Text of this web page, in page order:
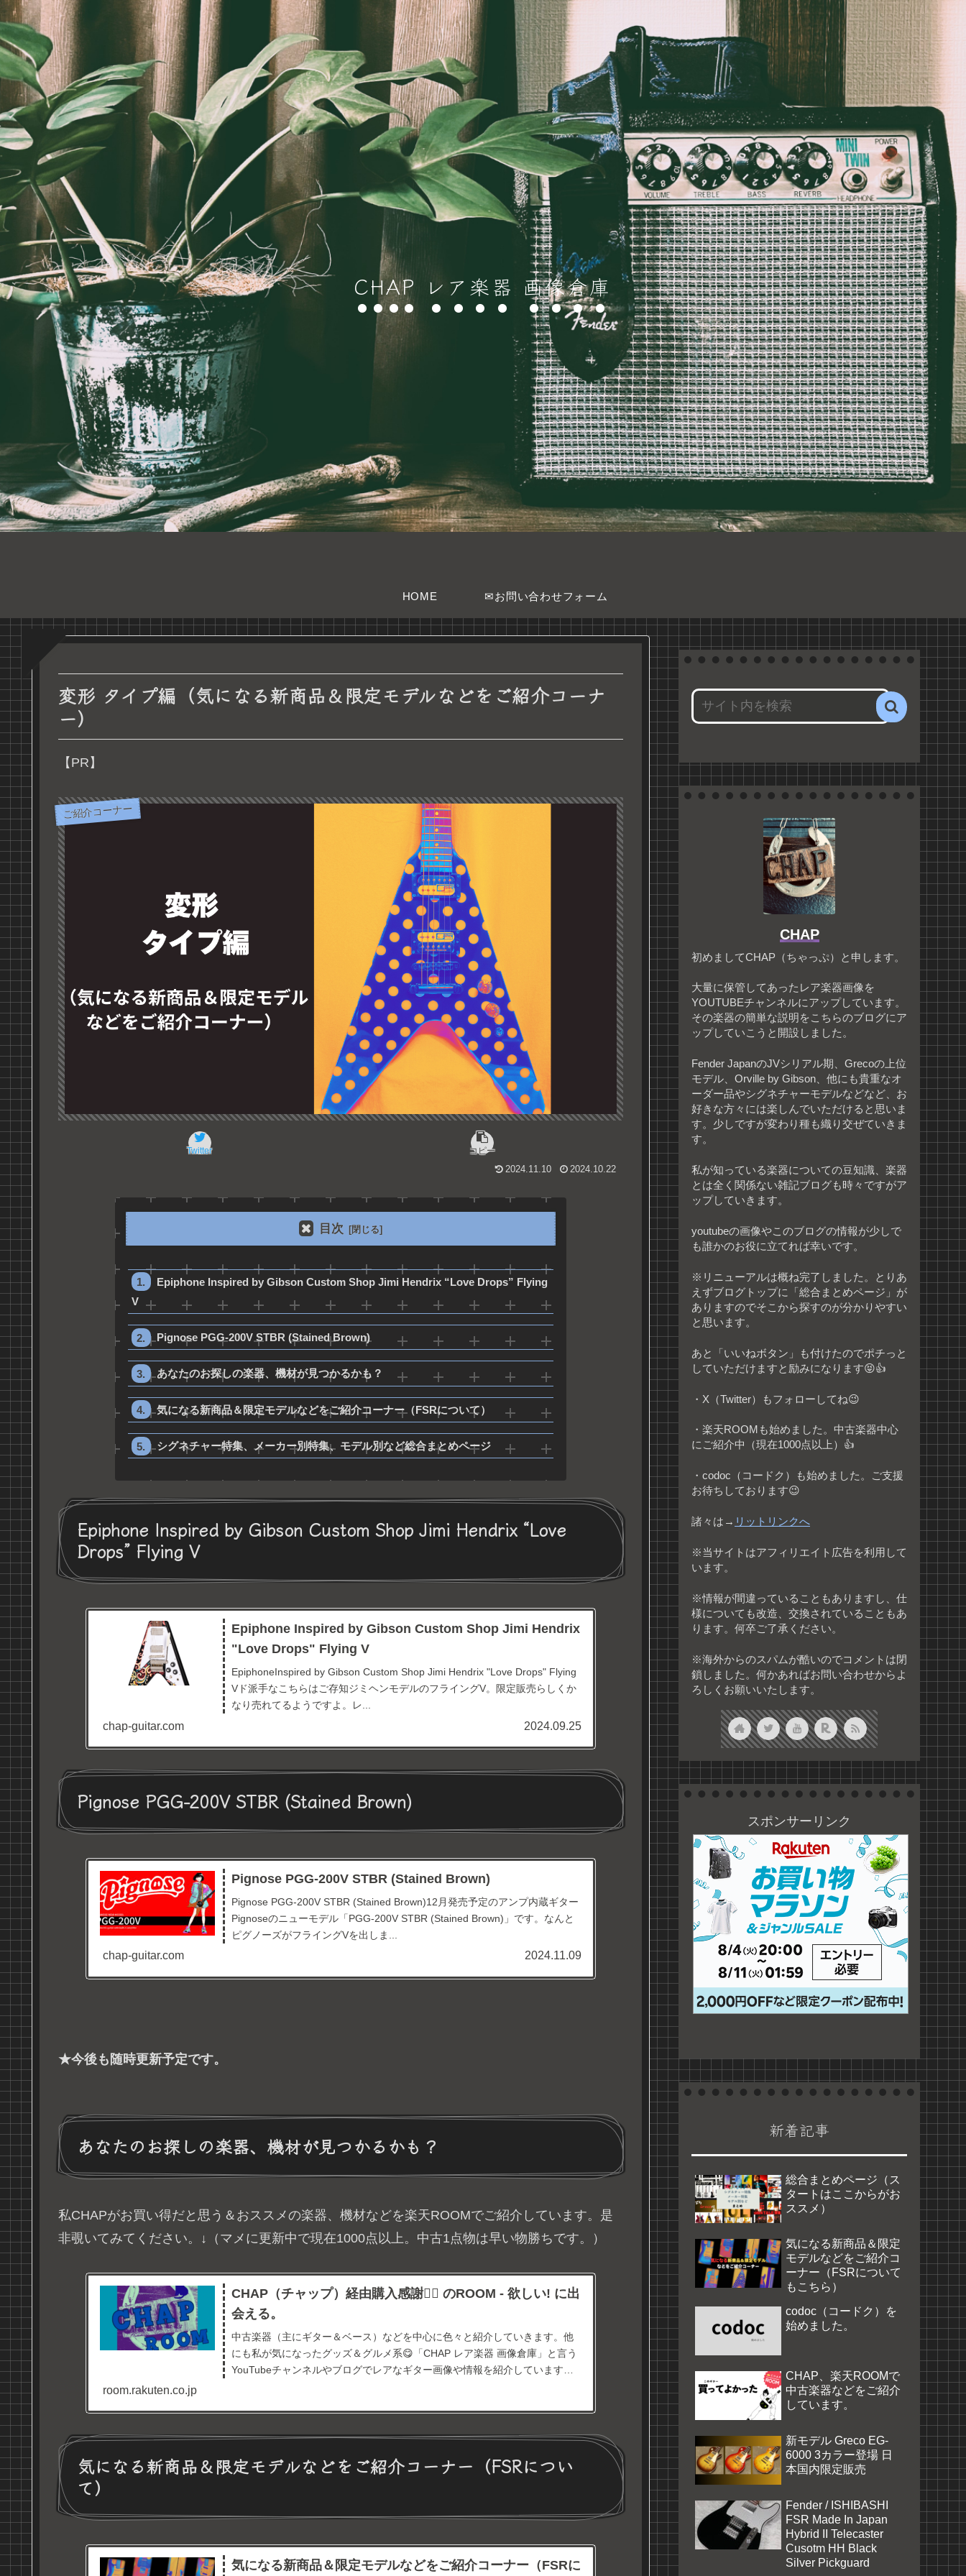
CHAP レア楽器 画像倉庫
HOME ✉お問い合わせフォーム
変形 タイプ編（気になる新商品＆限定モデルなどをご紹介コーナ
ー）
【PR】
ご紹介コーナー
Twitter
コピー
2024.11.10
2024.10.22
目次
Epiphone Inspired by Gibson Custom Shop Jimi Hendrix “Love Drops” Flying
V
Pignose PGG-200V STBR (Stained Brown)
あなたのお探しの楽器、機材が見つかるかも？
気になる新商品＆限定モデルなどをご紹介コーナー（FSRについて）
シグネチャー特集、メーカー別特集、モデル別など総合まとめページ
Epiphone Inspired by Gibson Custom Shop Jimi Hendrix “Love
Drops” Flying V
Epiphone Inspired by Gibson Custom Shop Jimi Hendrix
"Love Drops" Flying V
EpiphoneInspired by Gibson Custom Shop Jimi Hendrix "Love Drops" Flying
Vド派手なこちらはご存知ジミヘンモデルのフライングV。限定販売らしくか
なり売れてるようですよ。レ...
chap-guitar.com 2024.09.25
Pignose PGG-200V STBR (Stained Brown)
Pignose PGG-200V STBR (Stained Brown)
Pignose PGG-200V STBR (Stained Brown)12月発売予定のアンプ内蔵ギター
Pignoseのニューモデル「PGG-200V STBR (Stained Brown)」です。なんと
ピグノーズがフライングVを出しま...
chap-guitar.com 2024.11.09
★今後も随時更新予定です。
あなたのお探しの楽器、機材が見つかるかも？
私CHAPがお買い得だと思う＆おススメの楽器、機材などを楽天ROOMでご紹介しています。是
非覗いてみてください。↓（マメに更新中で現在1000点以上。中古1点物は早い物勝ちです。）
CHAP（チャップ）経由購入感謝🙇‍♂ のROOM - 欲しい! に出
会える。
中古楽器（主にギター＆ベース）などを中心に色々と紹介していきます。他
にも私が気になったグッズ＆グルメ系😋「CHAP レア楽器 画像倉庫」と言う
YouTubeチャンネルやブログでレアなギター画像や情報を紹介しています。
room.rakuten.co.jp
気になる新商品＆限定モデルなどをご紹介コーナー（FSRについ
て）
気になる新商品＆限定モデルなどをご紹介コーナー（FSRに
CHAP
初めましてCHAP（ちゃっぷ）と申します。
大量に保管してあったレア楽器画像を
YOUTUBEチャンネルにアップしています。
その楽器の簡単な説明をこちらのブログにア
ップしていこうと開設しました。
Fender JapanのJVシリアル期、Grecoの上位
モデル、Orville by Gibson、他にも貴重なオ
ーダー品やシグネチャーモデルなどなど、お
好きな方々には楽しんでいただけると思いま
す。少しですが変わり種も織り交ぜていきま
す。
私が知っている楽器についての豆知識、楽器
とは全く関係ない雑記ブログも時々ですがア
ップしていきます。
youtubeの画像やこのブログの情報が少しで
も誰かのお役に立てれば幸いです。
※リニューアルは概ね完了しました。とりあ
えずブログトップに「総合まとめページ」が
ありますのでそこから探すのが分かりやすい
と思います。
あと「いいねボタン」も付けたのでポチっと
していただけますと励みになります😝👍
・X（Twitter）もフォローしてね😉
・楽天ROOMも始めました。中古楽器中心
にご紹介中（現在1000点以上）👍
・codoc（コードク）も始めました。ご支援
お待ちしております😉
諸々は→ リットリンクへ
※当サイトはアフィリエイト広告を利用して
います。
※情報が間違っていることもありますし、仕
様についても改造、交換されていることもあ
ります。何卒ご了承ください。
※海外からのスパムが酷いのでコメントは閉
鎖しました。何かあればお問い合わせからよ
ろしくお願いいたします。
スポンサーリンク
新着記事
総合まとめページ（ス
タートはここからがお
ススメ）
気になる新商品＆限定
モデルなどをご紹介コ
ーナー（FSRについて
もこちら）
codoc（コードク）を
始めました。
CHAP、楽天ROOMで
中古楽器などをご紹介
しています。
新モデル Greco EG-
6000 3カラー登場 日
本国内限定販売
Fender / ISHIBASHI
FSR Made In Japan
Hybrid II Telecaster
Cusotm HH Black
Silver Pickguard